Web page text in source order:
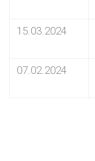
15.03.2024
07.02.2024